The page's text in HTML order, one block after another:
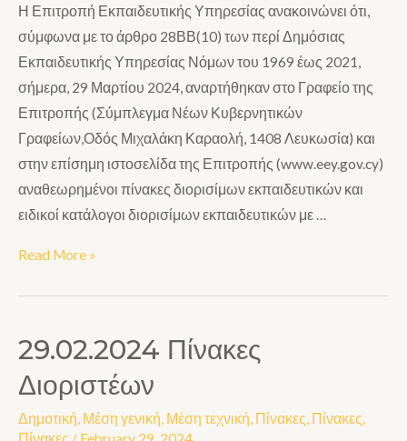
Η Επιτροπή Εκπαιδευτικής Υπηρεσίας ανακοινώνει ότι,
σύμφωνα με το άρθρο 28ΒΒ(10) των περί Δημόσιας
Εκπαιδευτικής Υπηρεσίας Νόμων του 1969 έως 2021,
σήμερα, 29 Μαρτίου 2024, αναρτήθηκαν στο Γραφείο της
Επιτροπής (Σύμπλεγμα Νέων Κυβερνητικών
Γραφείων,Οδός Μιχαλάκη Καραολή, 1408 Λευκωσία) και
στην επίσημη ιστοσελίδα της Επιτροπής (www.eey.gov.cy)
αναθεωρημένοι πίνακες διορισίμων εκπαιδευτικών και
ειδικοί κατάλογοι διορισίμων εκπαιδευτικών με …
Read More »
29.02.2024 Πίνακες
Διοριστέων
Δημοτική, Μέση γενική, Μέση τεχνική, Πίνακες, Πίνακες,